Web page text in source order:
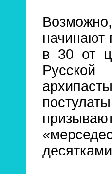
начинают
в 30 от